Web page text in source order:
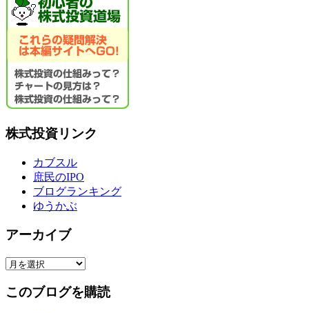
株式投資リンク
カブスル
庶民のIPO
ブログランキング
ゆうかぶ
アーカイブ
ア
カ
このブログを購読